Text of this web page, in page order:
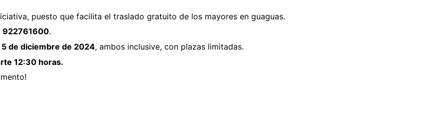
puesto que facilita el traslado gratuito de los mayores en guaguas.
922761600.
de diciembre de 2024, ambos inclusive, con plazas limitadas.
12:30 horas.